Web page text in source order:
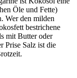
Öle und Fette)
Wer den milden
bestrichene
mit Butter oder
Prise Salz ist die